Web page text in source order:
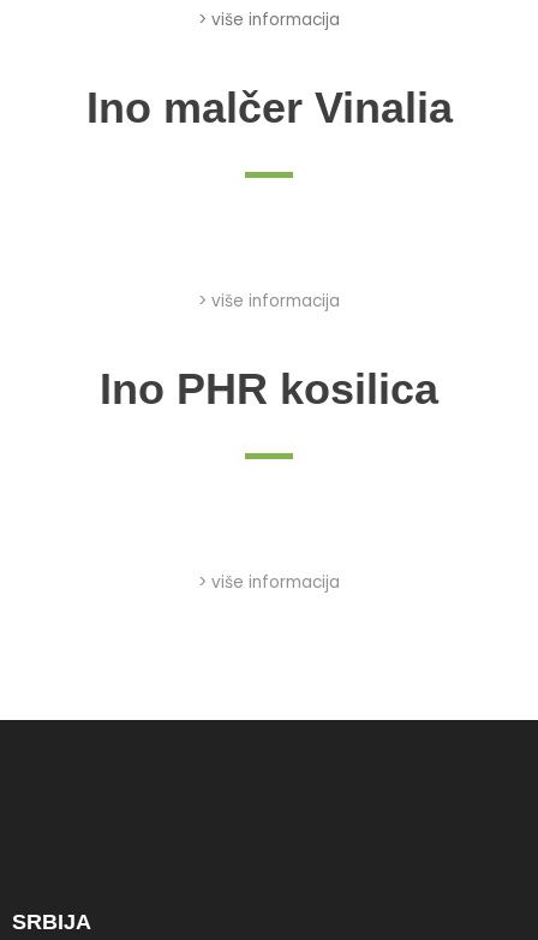
> više informacija
Ino malčer Vinalia
> više informacija
Ino PHR kosilica
> više informacija
SRBIJA